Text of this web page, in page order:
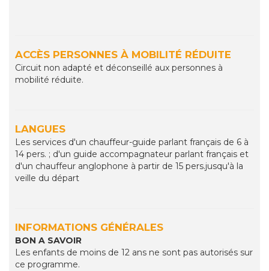
ACCÈS PERSONNES À MOBILITÉ RÉDUITE
Circuit non adapté et déconseillé aux personnes à
mobilité réduite.
LANGUES
Les services d'un chauffeur-guide parlant français de 6 à
14 pers. ; d'un guide accompagnateur parlant français et
d'un chauffeur anglophone à partir de 15 pers.jusqu'à la
veille du départ
INFORMATIONS GÉNÉRALES
BON A SAVOIR
Les enfants de moins de 12 ans ne sont pas autorisés sur
ce programme.